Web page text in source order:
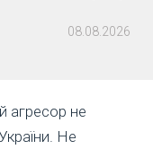
08.08.2026
агресор не
Не